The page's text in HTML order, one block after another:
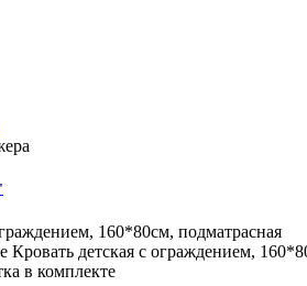
160*80см, подматрасная
Кровать детская с ограждением,
в комплекте